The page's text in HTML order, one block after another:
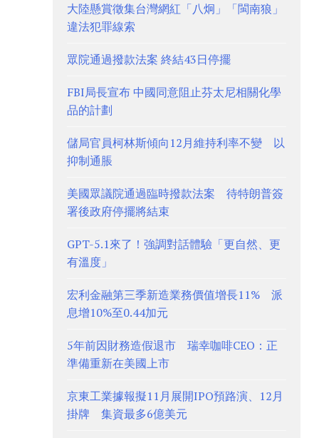
大陸懸賞徵集台灣網紅「八炯」「閩南狼」
違法犯罪線索
眾院通過撥款法案 終結43日停擺
FBI局長宣布 中國同意阻止芬太尼相關化學
品的計劃
儲局官員柯林斯傾向12月維持利率不變 以
抑制通脹
美國眾議院通過臨時撥款法案 待特朗普簽
署後政府停擺將結束
GPT-5.1來了！強調對話體驗「更自然、更
有溫度」
宏利金融第三季新造業務價值增長11% 派
息增10%至0.44加元
5年前因財務造假退市 瑞幸咖啡CEO：正
準備重新在美國上市
京東工業據報擬11月展開IPO預路演、12月
掛牌 集資最多6億美元